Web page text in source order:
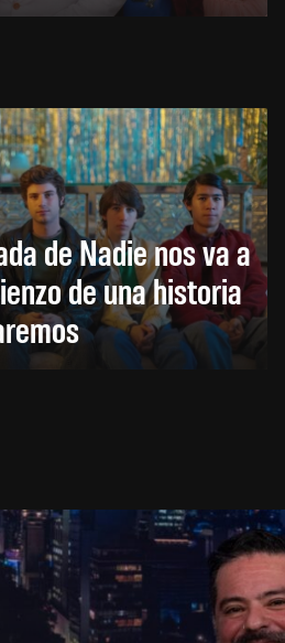
de Nadie nos va a
de una historia